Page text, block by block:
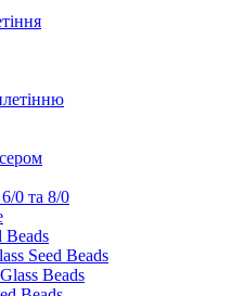
0 та 8/0
Beads
Seed Beads
Beads